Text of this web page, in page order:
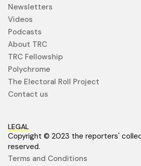
Newsletters
Videos
Podcasts
About TRC
TRC Fellowship
Polychrome
The Electoral Roll Project
Contact us
LEGAL
Copyright © 2023 the reporters'
reserved.
Terms and Conditions